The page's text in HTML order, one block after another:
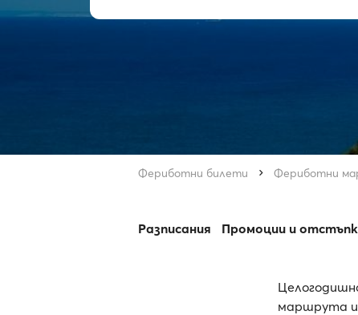
Фериботни билети Фериботни
Разписания Промоции и
маршрута